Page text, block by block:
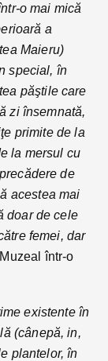
o mai mică
a
Maieru)
special, în
păştile care
zi însemnată,
primite de la
la mersul cu
de
acestea mai
doar de cele
femei, dar
într-o
existente în
(cânepă, in,
plantelor, în